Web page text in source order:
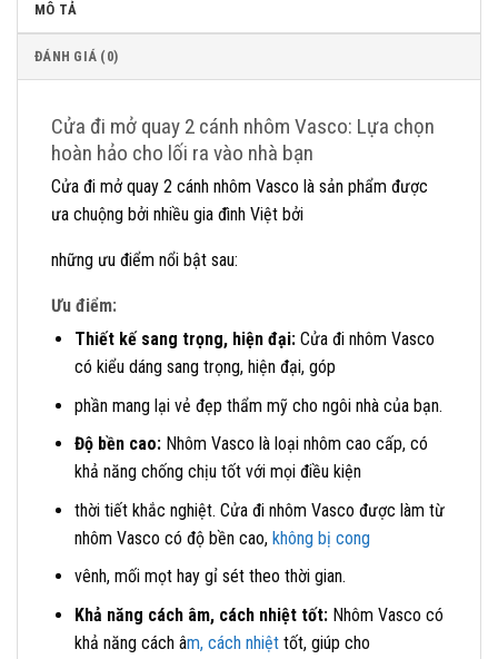
MÔ TẢ
ĐÁNH GIÁ (0)
Cửa đi mở quay 2 cánh nhôm Vasco: Lựa chọn
hoàn hảo cho lối ra vào nhà bạn
Cửa đi mở quay 2 cánh nhôm Vasco là sản phẩm được
ưa chuộng bởi nhiều gia đình Việt bởi
những ưu điểm nổi bật sau:
Ưu điểm:
Thiết kế sang trọng, hiện đại:Cửa đi nhôm Vasco
có kiểu dáng sang trọng, hiện đại, góp
phần mang lại vẻ đẹp thẩm mỹ cho ngôi nhà của bạn.
Độ bền cao:Nhôm Vasco là loại nhôm cao cấp, có
khả năng chống chịu tốt với mọi điều kiện
thời tiết khắc nghiệt. Cửa đi nhôm Vasco được làm từ
nhôm Vasco có độ bền cao,không bị cong
vênh, mối mọt hay gỉ sét theo thời gian.
Khả năng cách âm, cách nhiệt tốt:Nhôm Vasco có
khả năng cách âm, cách nhiệttốt, giúp cho